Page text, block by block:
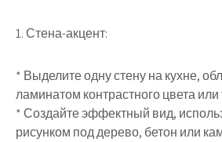
1. Стена-акцент:
* Выделите одну стену на кухне,
ламинатом контрастного цвета или
* Создайте эффектный вид,
рисунком под дерево, бетон или